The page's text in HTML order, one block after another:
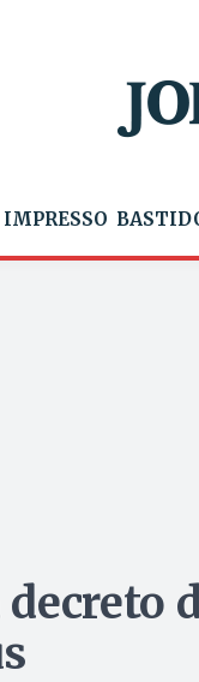
IMPRESSO
decreto